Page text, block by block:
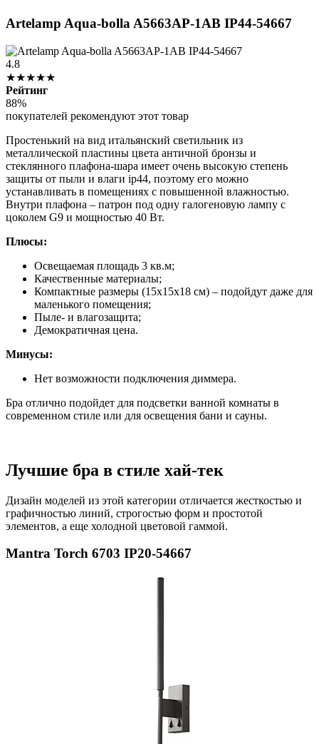
Artelamp Aqua-bolla A5663AP-1AB IP44-54667
4.8
★★★★★
Рейтинг
88%
покупателей рекомендуют этот товар
Простенький на вид итальянский светильник из
металлической пластины цвета античной бронзы и
стеклянного плафона-шара имеет очень высокую степень
защиты от пыли и влаги ip44, поэтому его можно
устанавливать в помещениях с повышенной влажностью.
Внутри плафона – патрон под одну галогеновую лампу с
цоколем G9 и мощностью 40 Вт.
Плюсы:
Освещаемая площадь 3 кв.м;
Качественные материалы;
Компактные размеры (15х15х18 см) – подойдут даже для
маленького помещения;
Пыле- и влагозащита;
Демократичная цена.
Минусы:
Нет возможности подключения диммера.
Бра отлично подойдет для подсветки ванной комнаты в
современном стиле или для освещения бани и сауны.
Лучшие бра в стиле хай-тек
Дизайн моделей из этой категории отличается жесткостью и
графичностью линий, строгостью форм и простотой
элементов, а еще холодной цветовой гаммой.
Mantra Torch 6703 IP20-54667